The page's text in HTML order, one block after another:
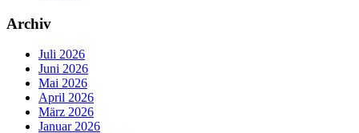
Archiv
Juli 2026
Juni 2026
Mai 2026
April 2026
März 2026
Januar 2026